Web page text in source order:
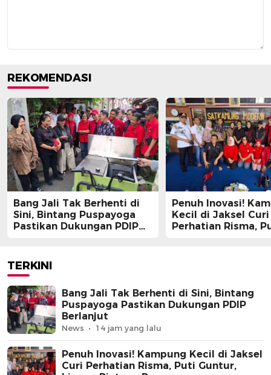
REKOMENDASI
Bang Jali Tak Berhenti di
Sini, Bintang Puspayoga
Pastikan Dukungan PDIP
Penuh Inovasi!
Kecil di Jaksel Curi
Perhatian Risma,
TERKINI
Bang Jali Tak Berhenti di Sini, Bintang
Puspayoga Pastikan Dukungan PDIP
Berlanjut
News 14 jam yang lalu
Penuh Inovasi! Kampung Kecil di Jaksel
Curi Perhatian Risma, Puti Guntur,